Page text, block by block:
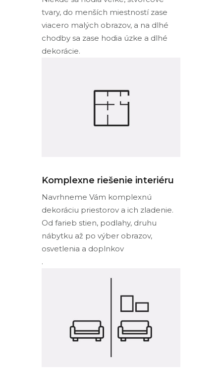
tvary, do menších miestností zase
viacero malých obrazov, a na dlhé
chodby sa zase hodia úzke a dlhé
dekorácie.
Komplexne riešenie interiéru
Navrhneme Vám komplexnú
dekoráciu priestorov a ich zladenie.
Od farieb stien, podlahy, druhu
nábytku až po výber obrazov,
osvetlenia a doplnkov
.